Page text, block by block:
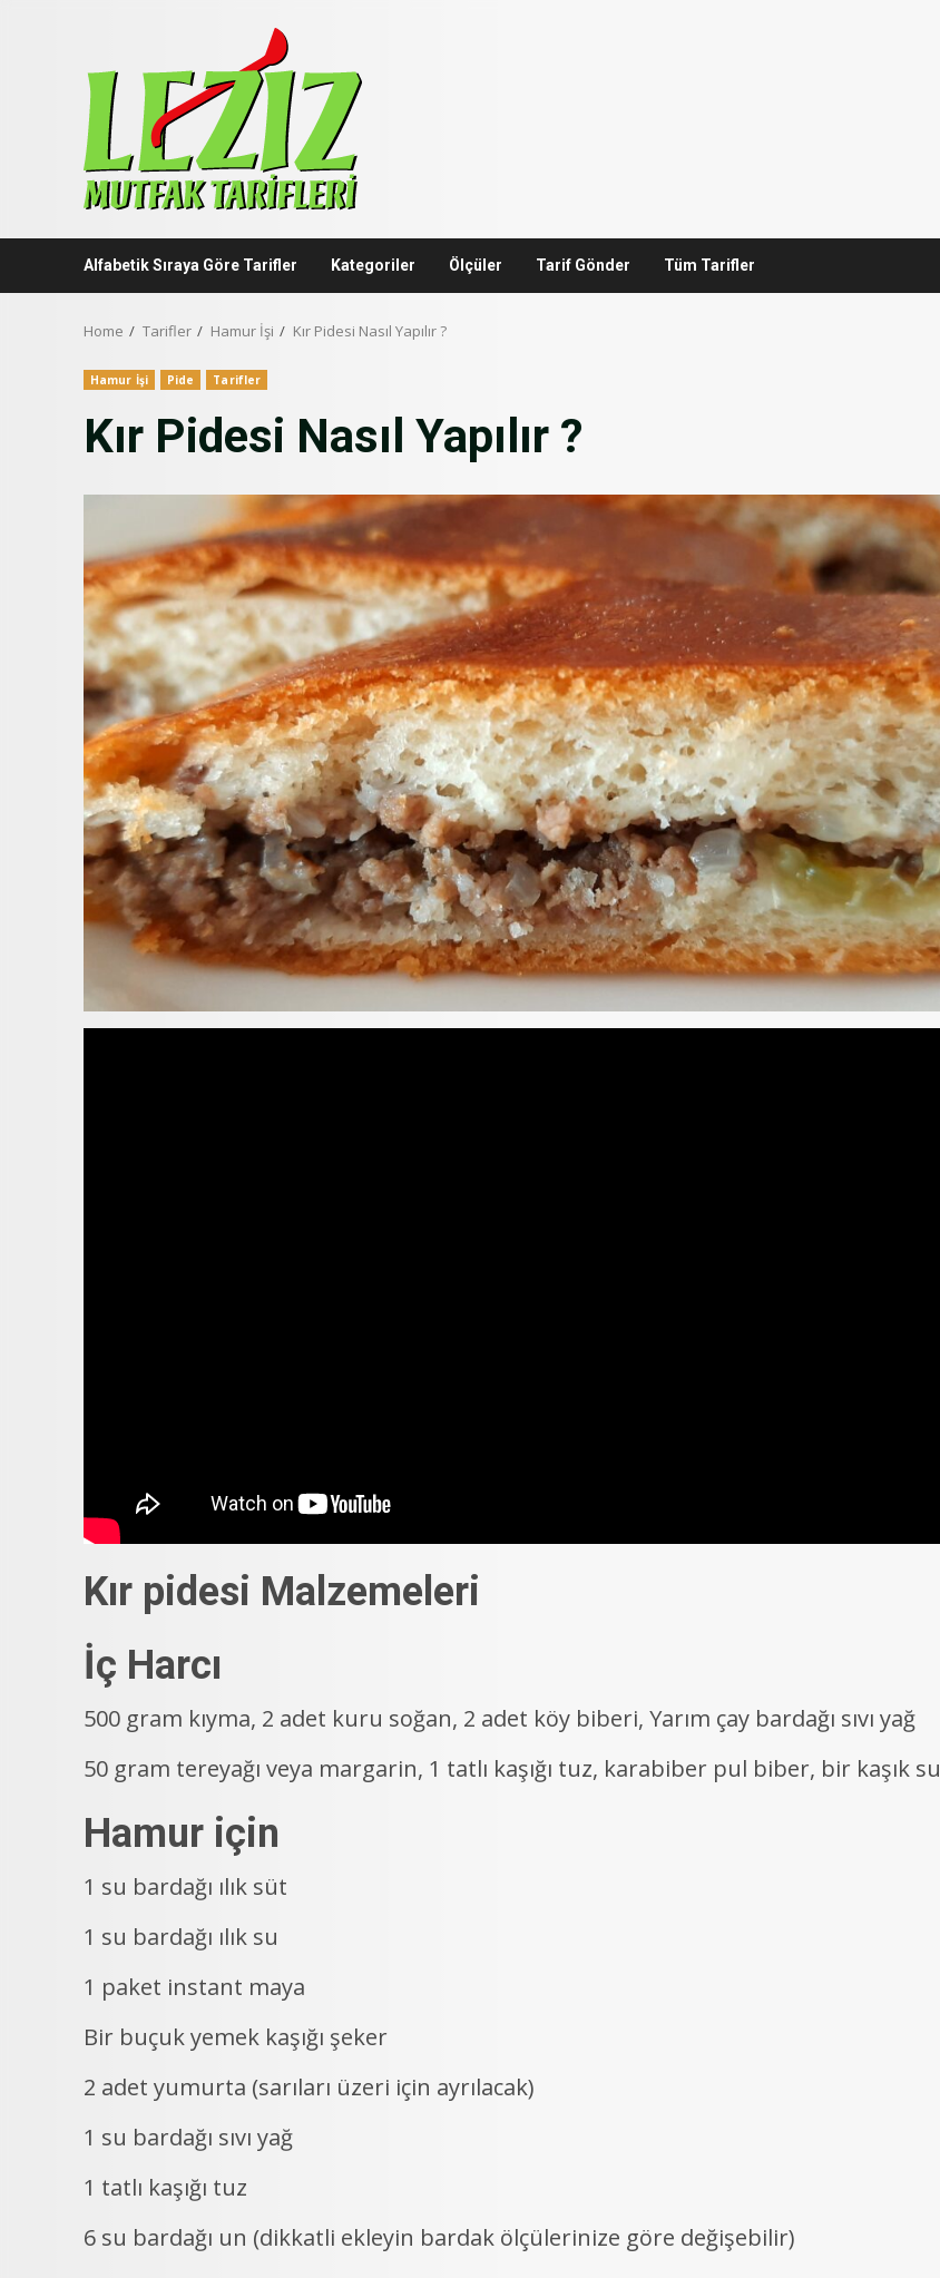
Alfabetik Sıraya Göre Tarifler Kategoriler Ölçüler Tarif Gönder Tüm Tarifler
Home Tarifler Hamur İşi Kır Pidesi Nasıl Yapılır ?
Hamur İşi Pide Tarifler
Kır Pidesi Nasıl Yapılır ?
Kır pidesi Malzemeleri
İç Harcı
500 gram kıyma, 2 adet kuru soğan, 2 adet köy biberi, Yarım çay bardağı sıvı yağ
50 gram tereyağı veya margarin, 1 tatlı kaşığı tuz, karabiber pul biber, bir kaşık su
Hamur için
1 su bardağı ılık süt
1 su bardağı ılık su
1 paket instant maya
Bir buçuk yemek kaşığı şeker
2 adet yumurta (sarıları üzeri için ayrılacak)
1 su bardağı sıvı yağ
1 tatlı kaşığı tuz
6 su bardağı un (dikkatli ekleyin bardak ölçülerinize göre değişebilir)